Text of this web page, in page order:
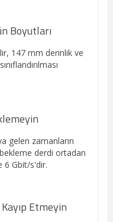
Boyutları
147 mm derinlik ve
gelen zamanların
derdi ortadan
6 Gbit/s'dir.
Etmeyin